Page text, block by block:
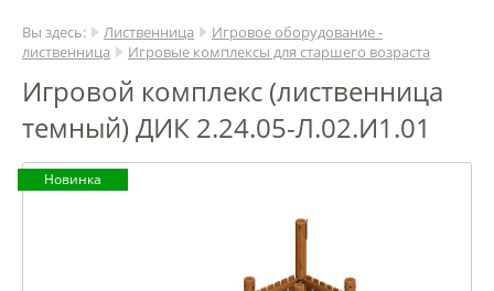
Вы здесь: Лиственница
Игровое оборудование -
лиственница
Игровые комплексы для старшего возраста
Игровой комплекс (лиственница
темный) ДИК 2.24.05-Л.02.И1.01
Новинка